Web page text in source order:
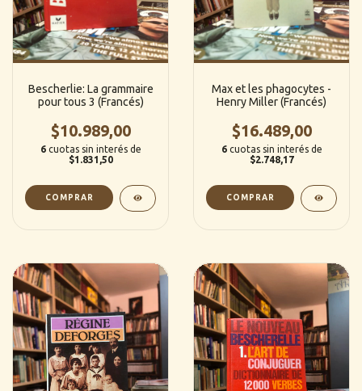
Bescherlie: La grammaire
pour tous 3 (Francés)
$10.989,00
6 cuotas sin interés de
$1.831,50
Max et les phagocytes -
Henry Miller (Francés)
$16.489,00
6 cuotas sin interés de
$2.748,17